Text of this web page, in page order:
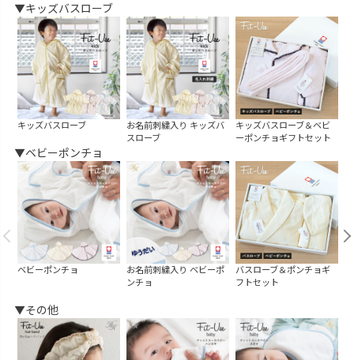
▼キッズバスローブ
キッズバスローブ
お名前刺繍入り キッズバ
スローブ
キッズバスローブ＆ベビ
ーポンチョギフトセット
▼ベビーポンチョ
ベビーポンチョ
お名前刺繍入り ベビーポ
ンチョ
バスローブ＆ポンチョギ
フトセット
▼その他